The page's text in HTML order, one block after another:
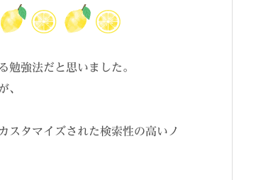
勉強法だと思いました。
、
スタマイズされた検索性の高いノ